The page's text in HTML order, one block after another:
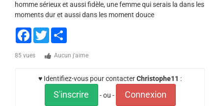
homme sérieux et aussi fidèle, une femme qui serais la dans les
moments dur et aussi dans les moment douce
Facebook
Twitter
85 vues Aucun j'aime
♥ Identifiez-vous pour contacterChristophe11 :
S'inscrire - ou - Connexion